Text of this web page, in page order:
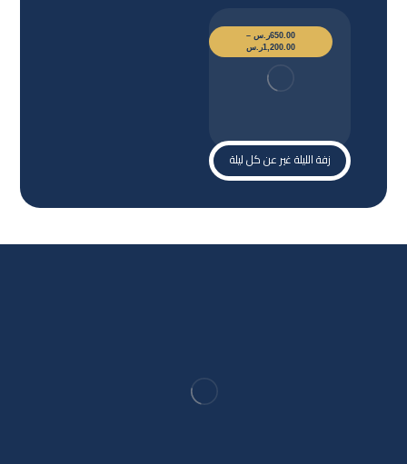
زفة الليلة غير عن كل ليلة
650.00ر.س –
1,200.00ر.س